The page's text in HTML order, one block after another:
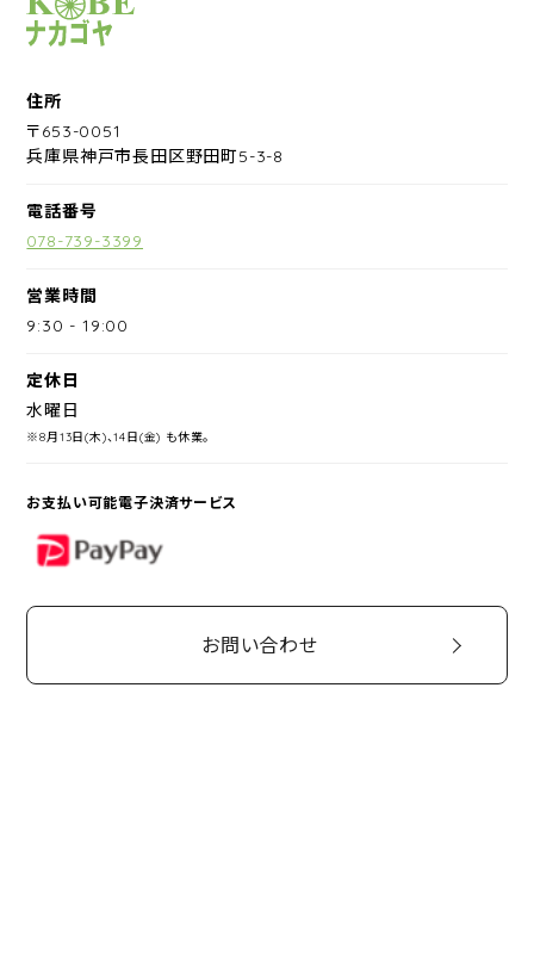
住所
〒653-0051
兵庫県神戸市長田区野田町5-3-8
電話番号
078-739-3399
営業時間
9:30 -19:00
定休日
水曜日
※8月13日(木)、14日(金) も休業。
お支払い可能電子決済サービス
PayPay
お問い合わせ